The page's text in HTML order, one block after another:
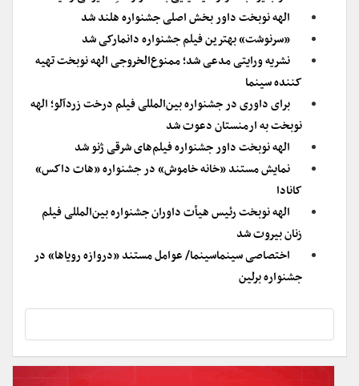
الهه نوبخت داور بخش اصلی جشنواره هلند شد
«سرنوشت» بهترین فیلم جشنواره دانمارکی شد
نشریه ورایتی مدعی شد؛ ممنوع‌الخروجی الهه نوبخت تهیه
کننده سینما
برای داوری در جشنواره بین‌المللی فیلم درخت زردآلو؛ الهه
نوبخت به ارمنستان دعوت شد
الهه نوبخت داور جشنواره فیلم‌های شرقی ژنو‌ شد
نمایش مستند «خانه خاموش» در جشنواره «هات داکس»
کانادا
الهه نوبخت رئیس هیأت داوران جشنواره بین‌المللی فیلم
زنان بیروت شد
اختصاصی سینماسینما/ عوامل مستند «دروازه رویاها» در
جشنواره برلین